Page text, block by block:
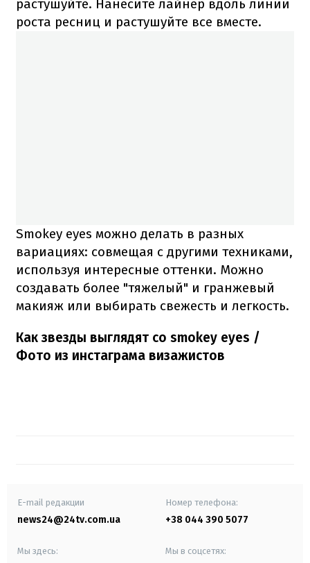
растушуйте. Нанесите лайнер вдоль линии
роста ресниц и растушуйте все вместе.
Smokey eyes можно делать в разных
вариациях: совмещая с другими техниками,
используя интересные оттенки. Можно
создавать более "тяжелый" и гранжевый
макияж или выбирать свежесть и легкость.
Как звезды выглядят со smokey eyes /
Фото из инстаграма визажистов
E-mail редакции
news24@24tv.com.ua
Номер телефона:
+38 044 390 5077
Мы здесь: Мы в соцсетях: